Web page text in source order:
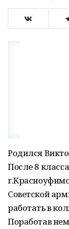
Родился
После 8
Советской
работать в
Поработав